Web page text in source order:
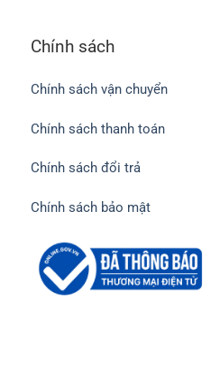
Chính sách
Chính sách vận chuyển
Chính sách thanh toán
Chính sách đổi trả
Chính sách bảo mật